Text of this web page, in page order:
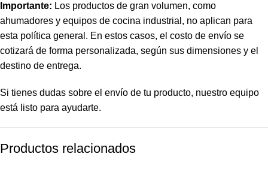
Importante: Los productos de gran volumen, como
ahumadores y equipos de cocina industrial, no aplican para
esta política general. En estos casos, el costo de envío se
cotizará de forma personalizada, según sus dimensiones y el
destino de entrega.
Si tienes dudas sobre el envío de tu producto, nuestro equipo
está listo para ayudarte.
Productos relacionados